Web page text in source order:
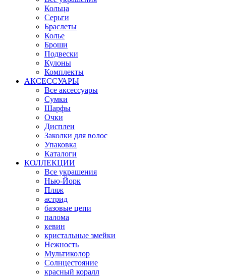
Кольца
Серьги
Браслеты
Колье
Броши
Подвески
Кулоны
Комплекты
АКСЕССУАРЫ
Все аксессуары
Сумки
Шарфы
Очки
Дисплеи
Заколки для волос
Упаковка
Каталоги
КОЛЛЕКЦИИ
Все украшения
Нью-Йорк
Пляж
астрид
базовые цепи
палома
кевин
кристальные змейки
Нежность
Мультиколор
Солнцестояние
красный коралл